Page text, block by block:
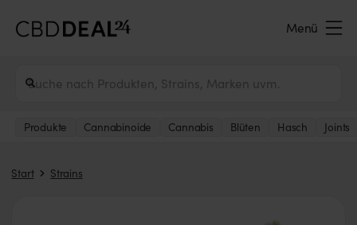
Menü
Produkte Cannabinoide Cannabis Blüten Hasch Joints
Start Strains